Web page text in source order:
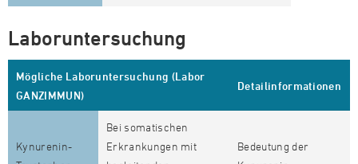
Laboruntersuchung
Mögliche Laboruntersuchung (Labor
GANZIMMUN)
Detailinformationen
Kynurenin-
Bei somatischen
Erkrankungen mit
Bedeutung der